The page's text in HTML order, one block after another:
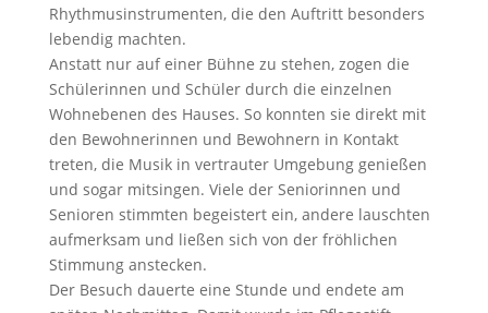
Rhythmusinstrumenten, die den Auftritt besonders
lebendig machten.
Anstatt nur auf einer Bühne zu stehen, zogen die
Schülerinnen und Schüler durch die einzelnen
Wohnebenen des Hauses. So konnten sie direkt mit
den Bewohnerinnen und Bewohnern in Kontakt
treten, die Musik in vertrauter Umgebung genießen
und sogar mitsingen. Viele der Seniorinnen und
Senioren stimmten begeistert ein, andere lauschten
aufmerksam und ließen sich von der fröhlichen
Stimmung anstecken.
Der Besuch dauerte eine Stunde und endete am